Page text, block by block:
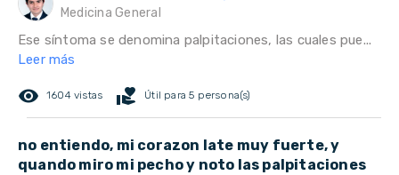
Medicina General
Ese síntoma se denomina palpitaciones, las cuales pue...
Leer más
remove_red_eye 1604 vistas volunteer_activism Útil para 5 persona(s)
no entiendo, mi corazon late muy fuerte, y
quando miro mi pecho y noto las palpitaciones